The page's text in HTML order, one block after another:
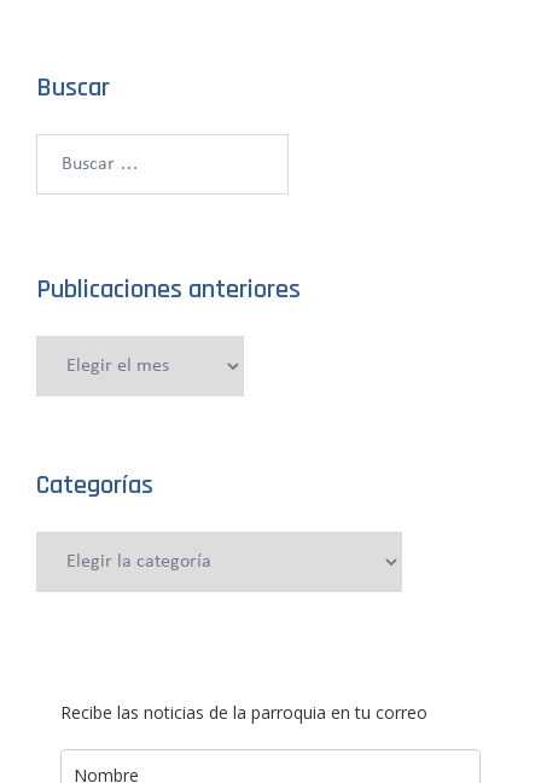
Buscar
Publicaciones anteriores
Categorías
Recibe las noticias de la parroquia en tu correo